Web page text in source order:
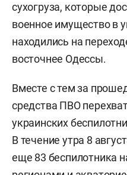
сухогруза, которые
военное имущество в
находились на
восточнее Одессы.
Вместе с тем за
средства ПВО
украинских
В течение утра 8
еще 83 беспилотника